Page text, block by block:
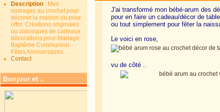
Description : Mes
ouvrages au crochet pour
décorer la maison ou pour
offrir. Créations originales
ou classiques de cadeaux
décorations pour Mariage
Baptême Communion
Fêtes Anniversaires ..
Contact
Bonjour et ..
J'ai transformé mon bébé-arum des
pour en faire un cadeau/décor de
ou tout simplement pour fêter la
Le voici en rose,
vu de côté ..